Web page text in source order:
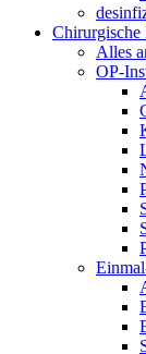
Chirurgische
Alles
OP-